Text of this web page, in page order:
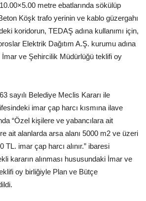
metre ebatlarında sökülüp
Köşk trafo yerinin ve kablo güzergahı
koridorun, TEDAŞ adına kullanımı için,
Elektrik Dağıtım A.Ş. kurumu adına
ve Şehircilik Müdürlüğü teklifi oy
sayılı Belediye Meclis Kararı ile
imar çap harcı kısmına ilave
“Özel kişilere ve yabancılara ait
ait alanlarda arsa alanı 5000 m2 ve üzeri
TL. imar çap harcı alınır.” ibaresi
kararın alınması hususundaki İmar ve
oy birliğiyle Plan ve Bütçe